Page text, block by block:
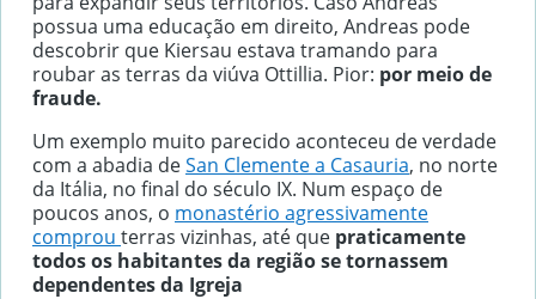
possua uma educação em direito, Andreas pode
descobrir que Kiersau estava tramando para
roubar as terras da viúva Ottillia. Pior: por meio de
fraude.
Um exemplo muito parecido aconteceu de verdade
com a abadia deSan Clemente a Casauria, no norte
da Itália, no final do século IX. Num espaço de
poucos anos, o monastério agressivamente
comprou terras vizinhas, até que praticamente
todos os habitantes da região se tornassem
dependentes da Igreja